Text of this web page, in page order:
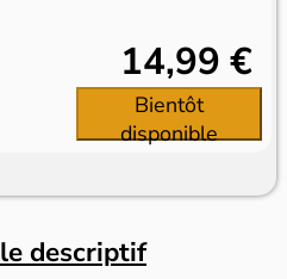
14,99 €
Bientôt
disponible
descriptif